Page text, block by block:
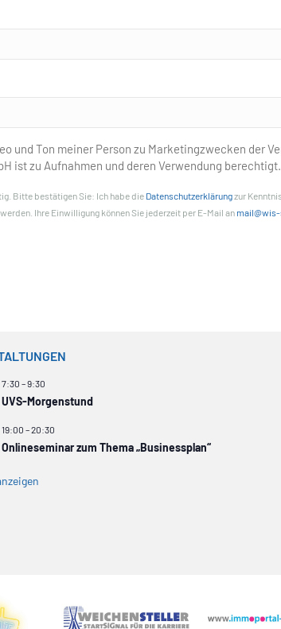
und Ton meiner Person zu Marketingzwecken der
ist zu Aufnahmen und deren Verwendung berechtigt.
Bitte bestätigen Sie: Ich habe die Datenschutzerklärungzur
Ihre Einwilligung können Sie jederzeit per E-Mail an
7:30 –9:30
UVS-Morgenstund
19:00 –20:30
Onlineseminar zum Thema „Businessplan“